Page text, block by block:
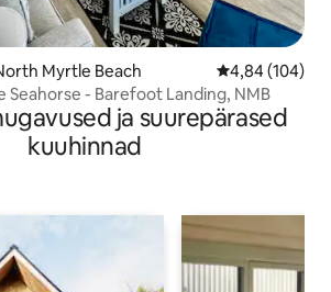
Myrtle Beach Keskmine
4,84 (104)
Seahorse - Barefoot Landing, NMB
ja suurepärased
kuuhinnad